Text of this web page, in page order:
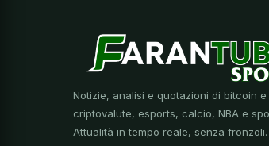
Notizie, analisi e quotazioni di bitcoin e
criptovalute, esports, calcio, NBA e
Attualità in tempo reale, senza fronzoli.